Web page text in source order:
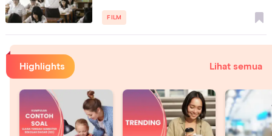
FILM
Highlights Lihat semua